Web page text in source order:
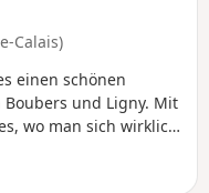
Calais)
einen schönen
und Ligny. Mit
wo man sich wirklich
in der Regenzeit im